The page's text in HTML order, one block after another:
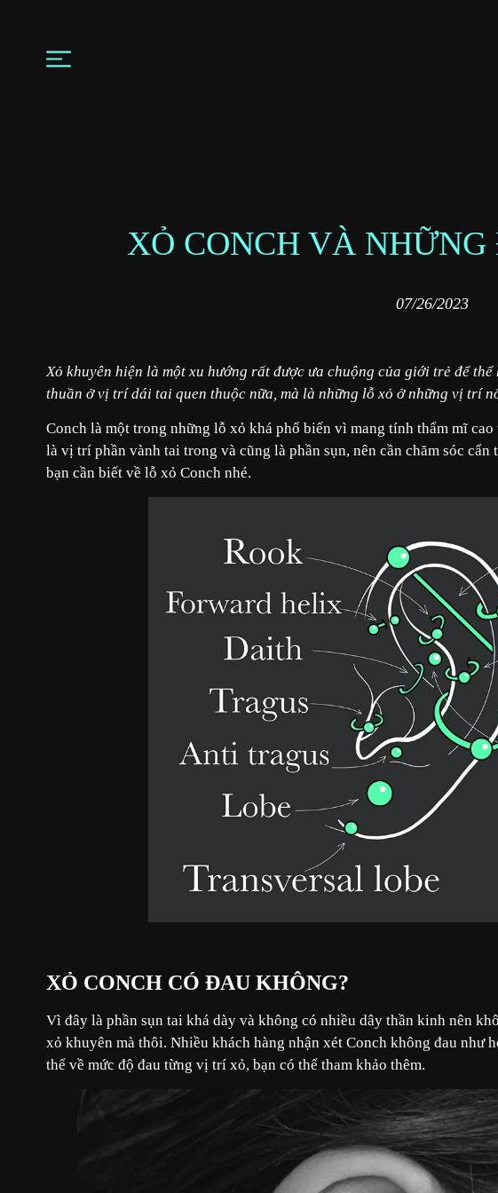
XỎ CONCH VÀ
07/26/2023
Xỏ khuyên hiện là một xu hướng rất được ưa chuộng của giới trẻ để
thuần ở vị trí dái tai quen thuộc nữa, mà là những lỗ xỏ ở những vị trí
Conch là một trong những lỗ xỏ khá phổ biến vì mang tính thẩm mĩ
là vị trí phần vành tai trong và cũng là phần sụn, nên cần chăm sóc
bạn cần biết về lỗ xỏ Conch nhé.
XỎ CONCH CÓ ĐAU KHÔNG?
Vì đây là phần sụn tai khá dày và không có nhiều dây thần kinh nên
xỏ khuyên mà thôi. Nhiều khách hàng nhận xét Conch không đau như
thể về mức độ đau từng vị trí xỏ, bạn có thể tham khảo thêm.